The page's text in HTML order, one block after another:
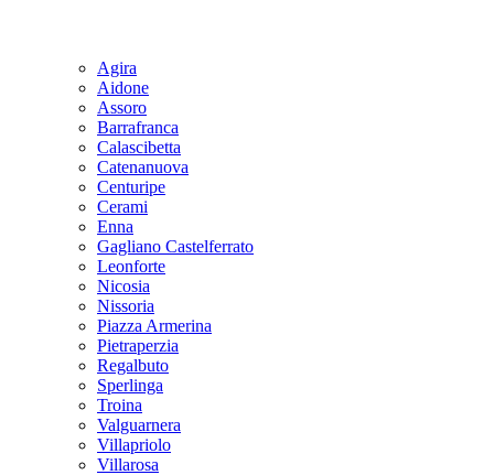
Agira
Aidone
Assoro
Barrafranca
Calascibetta
Catenanuova
Centuripe
Cerami
Enna
Gagliano Castelferrato
Leonforte
Nicosia
Nissoria
Piazza Armerina
Pietraperzia
Regalbuto
Sperlinga
Troina
Valguarnera
Villapriolo
Villarosa